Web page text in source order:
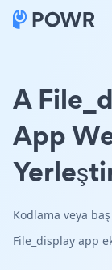
A
App
Kodlama veya
File_display app